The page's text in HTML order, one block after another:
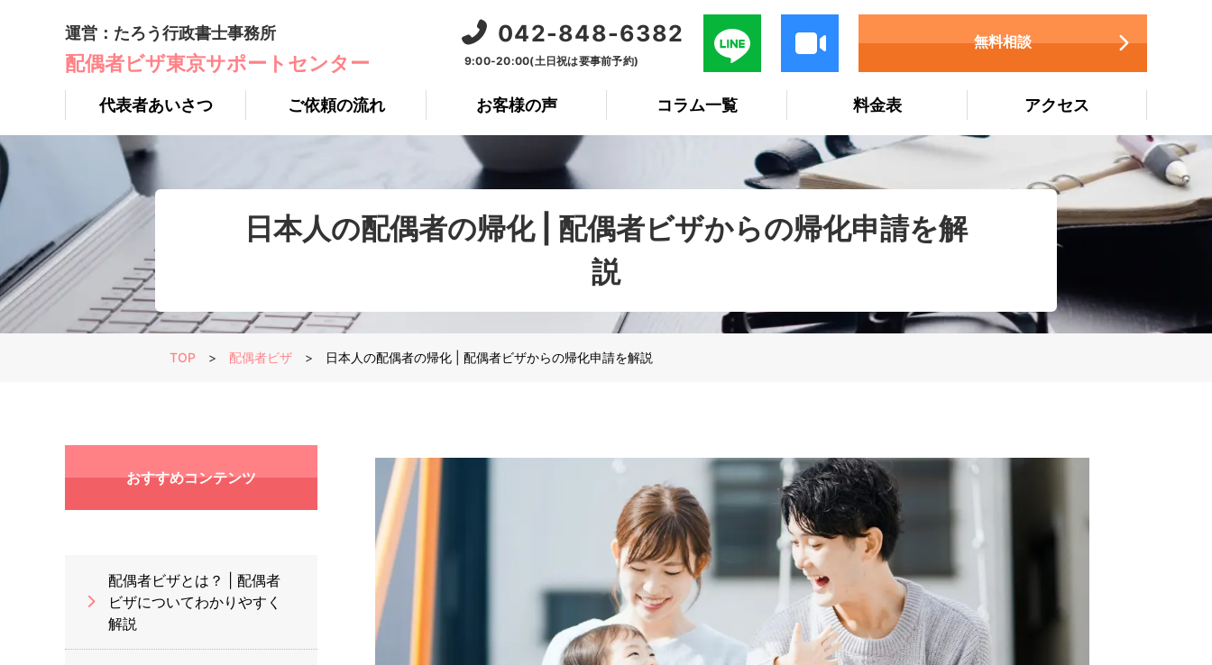
運営：たろう行政書士事務所
配偶者ビザ東京サポートセンター
042-848-6382
9:00-20:00(土日祝は要事前予約)
無料相談
代表者あいさつ ご依頼の流れ お客様の声 コラム一覧 料金表 アクセス
日本人の配偶者の帰化 | 配偶者ビザからの帰化申請を解
説
TOP > 配偶者ビザ > 日本人の配偶者の帰化 | 配偶者ビザからの帰化申請を解説
おすすめコンテンツ
配偶者ビザとは？ | 配偶者
ビザについてわかりやすく
解説